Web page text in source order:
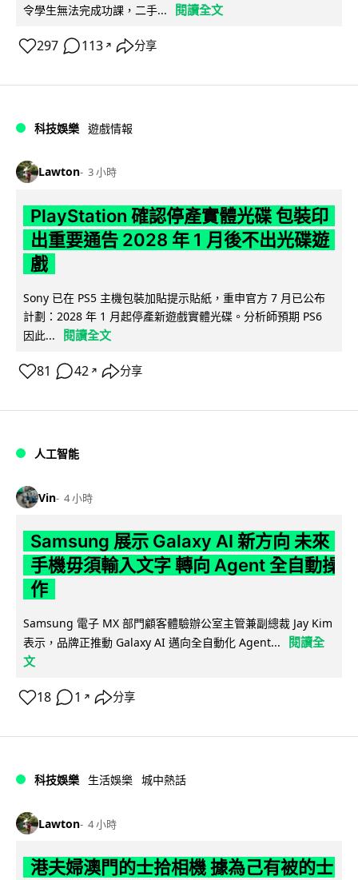
令學生無法完成功課，二手...
閱讀全文
297 113 ↗ 分享
科技娛樂 遊戲情報
Lawton 3 小時
PlayStation 確認停產實體光碟 包裝印
出重要通告 2028 年 1 月後不出光碟遊
戲
Sony 已在 PS5 主機包裝加貼提示貼紙，重申官方 7 月已公布
計劃：2028 年 1 月起停產新遊戲實體光碟。分析師預期 PS6
因此...
閱讀全文
81 42 ↗ 分享
人工智能
Vin 4 小時
Samsung 展示 Galaxy AI 新方向 未來
手機毋須輸入文字 轉向 Agent 全自動操
作
Samsung 電子 MX 部門顧客體驗辦公室主管兼副總裁 Jay Kim
表示，品牌正推動 Galaxy AI 邁向全自動化 Agent...
閱讀全
文
18 1 ↗ 分享
科技娛樂 生活娛樂 城中熱話
Lawton 4 小時
港夫婦澳門的士拾相機 據為己有被的士